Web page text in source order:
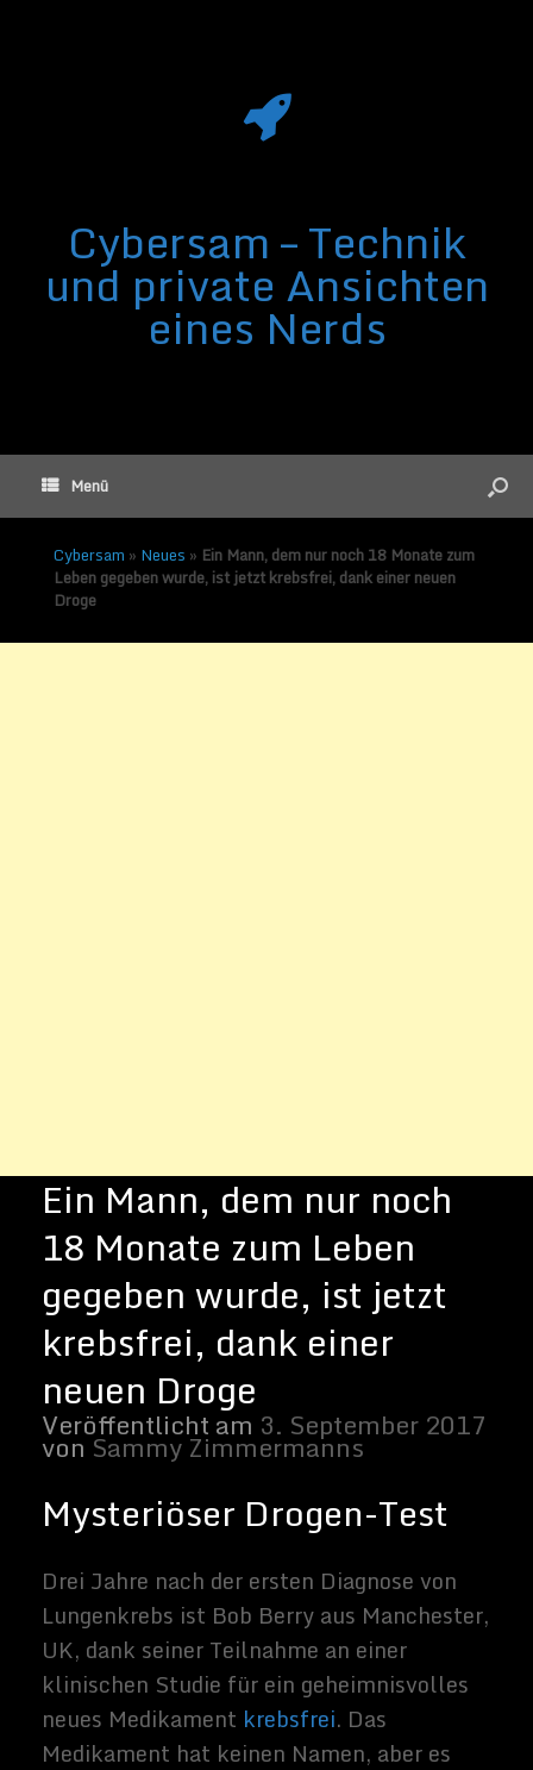
Cybersam – Technik
und private Ansichten
eines Nerds
Menü
Cybersam » Neues » Ein Mann, dem nur noch 18 Monate zum
Leben gegeben wurde, ist jetzt krebsfrei, dank einer neuen
Droge
UK, dank seiner Teilnahme an einer
klinischen Studie für ein geheimnisvolles
Medikament hat keinen Namen, aber es
wird angeblich in Kombination mit einer
Immuntherapie verwendet, um dem Körper
zu helfen, den Krebs selbst zu bekämpfen.
Lymphocyten | Urheber: Christoph
Burgstedt von Fotolia
Die Studie fand imThe Cristie, einem
Krebsforschungszentrum des britischen
National Health Service (NHS) und eines
von nur sechs Zentren weltweit, die an der